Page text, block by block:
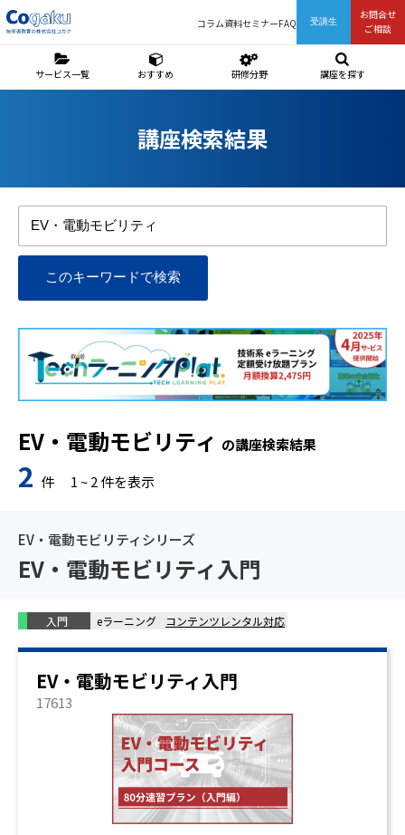
コラム資料セミナーFAQ 受講生
お問合せ
ご相談
サービス一覧 おすすめ 研修分野 講座を探す
講座検索結果
EV・電動モビリティ の講座検索結果
2 件 1~2件を表示
EV・電動モビリティシリーズ
EV・電動モビリティ入門
入門 eラーニング コンテンツレンタル対応
EV・電動モビリティ入門
17613